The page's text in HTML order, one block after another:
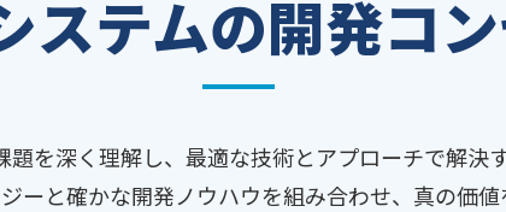
ステムの開発コ
を深く理解し、最適な技術とアプローチで解決
ーと確かな開発ノウハウを組み合わせ、真の価値